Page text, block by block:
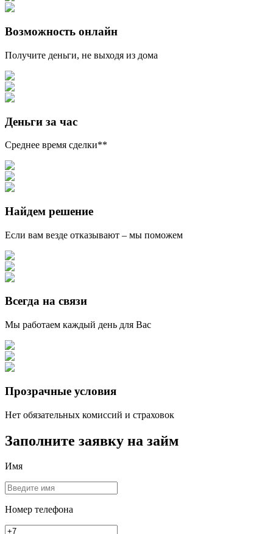
Возможность онлайн
Получите деньги, не выходя из дома
Деньги за час
Среднее время сделки**
Найдем решение
Если вам везде отказывают – мы поможем
Всегда на связи
Мы работаем каждый день для Вас
Прозрачные условия
Нет обязательных комиссий и страховок
Заполните заявку на займ
Имя
Номер телефона